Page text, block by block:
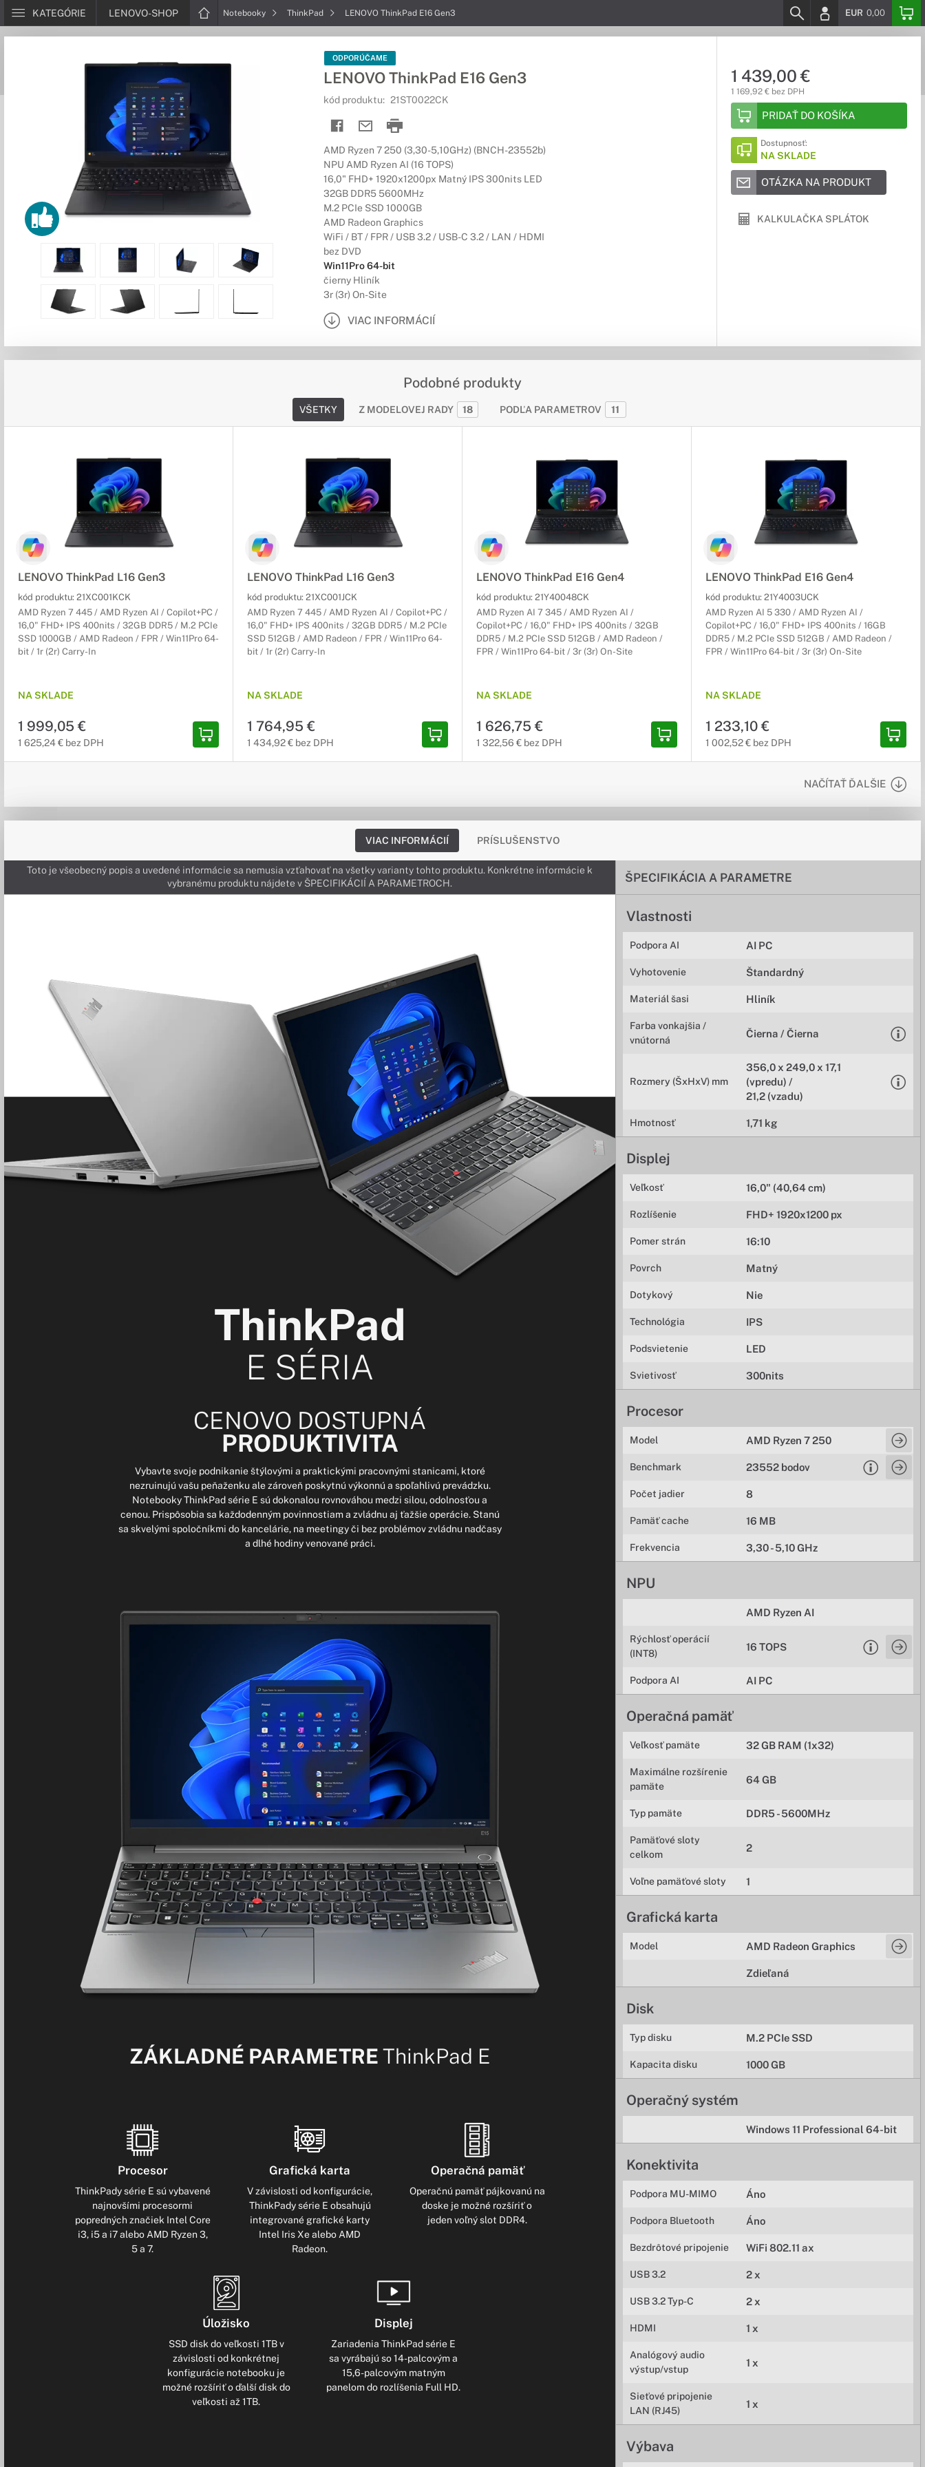
KATEGÓRIE LENOVO-SHOP Notebooky ThinkPad LENOVO ThinkPad E16 Gen3 EUR 0,00
ODPORÚČAME
LENOVO ThinkPad E16 Gen3
kód produktu: 21ST0022CK
AMD Ryzen 7 250 (3,30-5,10GHz) (BNCH-23552b)
NPU AMD Ryzen AI (16 TOPS)
16,0" FHD+ 1920x1200px Matný IPS 300nits LED
32GB DDR5 5600MHz
M.2 PCIe SSD 1000GB
AMD Radeon Graphics
WiFi / BT / FPR / USB 3.2 / USB-C 3.2 / LAN / HDMI
bez DVD
Win11Pro 64-bit
čierny Hliník
3r (3r) On-Site
VIAC INFORMÁCIÍ
1 439,00 €
1 169,92 € bez DPH
PRIDAŤ DO KOŠÍKA
Dostupnosť:
NA SKLADE
OTÁZKA NA PRODUKT
KALKULAČKA SPLÁTOK
Podobné produkty
VŠETKY Z MODELOVEJ RADY 18 PODĽA PARAMETROV 11
LENOVO ThinkPad L16 Gen3
kód produktu: 21XC001KCK
AMD Ryzen 7 445 / AMD Ryzen AI / Copilot+PC /
16,0" FHD+ IPS 400nits / 32GB DDR5 / M.2 PCIe
SSD 1000GB / AMD Radeon / FPR / Win11Pro 64-
bit / 1r (2r) Carry-In
NA SKLADE
1 999,05 €
1 625,24 € bez DPH
LENOVO ThinkPad L16 Gen3
kód produktu: 21XC001JCK
AMD Ryzen 7 445 / AMD Ryzen AI / Copilot+PC /
16,0" FHD+ IPS 400nits / 32GB DDR5 / M.2 PCIe
SSD 512GB / AMD Radeon / FPR / Win11Pro 64-
bit / 1r (2r) Carry-In
NA SKLADE
1 764,95 €
1 434,92 € bez DPH
LENOVO ThinkPad E16 Gen4
kód produktu: 21Y40048CK
AMD Ryzen AI 7 345 / AMD Ryzen AI /
Copilot+PC / 16,0" FHD+ IPS 400nits / 32GB
DDR5 / M.2 PCIe SSD 512GB / AMD Radeon /
FPR / Win11Pro 64-bit / 3r (3r) On-Site
NA SKLADE
1 626,75 €
1 322,56 € bez DPH
LENOVO ThinkPad E16 Gen4
kód produktu: 21Y4003UCK
AMD Ryzen AI 5 330 / AMD Ryzen AI /
Copilot+PC / 16,0" FHD+ IPS 400nits / 16GB
DDR5 / M.2 PCIe SSD 512GB / AMD Radeon /
FPR / Win11Pro 64-bit / 3r (3r) On-Site
NA SKLADE
1 233,10 €
1 002,52 € bez DPH
NAČÍTAŤ ĎALŠIE
VIAC INFORMÁCIÍ PRÍSLUŠENSTVO
ŠPECIFIKÁCIA A PARAMETRE
Vlastnosti
Podpora AI AI PC
Vyhotovenie Štandardný
Materiál šasi Hliník
Farba vonkajšia /
vnútorná
Čierna / Čierna
Rozmery (ŠxHxV) mm
356,0 x 249,0 x 17,1
(vpredu) /
21,2 (vzadu)
Hmotnosť 1,71 kg
Displej
Veľkosť 16,0" (40,64 cm)
Rozlíšenie FHD+ 1920x1200 px
Pomer strán 16:10
Povrch Matný
Dotykový Nie
Technológia IPS
Podsvietenie LED
Svietivosť 300nits
Procesor
Model AMD Ryzen 7 250
Benchmark 23552 bodov
Počet jadier 8
Pamäť cache 16 MB
Frekvencia 3,30 - 5,10 GHz
NPU
AMD Ryzen AI
Rýchlosť operácií
(INT8)
16 TOPS
Podpora AI AI PC
Operačná pamäť
Veľkosť pamäte 32 GB RAM (1x32)
Maximálne rozšírenie
pamäte
64 GB
Typ pamäte DDR5 - 5600MHz
Pamäťové sloty
celkom
2
Voľne pamäťové sloty 1
Grafická karta
Model AMD Radeon Graphics
Zdieľaná
Disk
Typ disku M.2 PCIe SSD
Kapacita disku 1000 GB
Operačný systém
Windows 11 Professional 64-bit
Konektivita
Podpora MU-MIMO Áno
Podpora Bluetooth Áno
Bezdrôtové pripojenie WiFi 802.11 ax
USB 3.2 2 x
USB 3.2 Typ-C 2 x
HDMI 1 x
Analógový audio
výstup/vstup
1 x
Sieťové pripojenie
LAN (RJ45)
1 x
Výbava
Toto je všeobecný popis a uvedené informácie sa nemusia vzťahovať na všetky varianty tohto produktu. Konkrétne informácie k
vybranému produktu nájdete v ŠPECIFIKÁCIÍ A PARAMETROCH.
ThinkPad
E SÉRIA
CENOVO DOSTUPNÁ
PRODUKTIVITA
Vybavte svoje podnikanie štýlovými a praktickými pracovnými stanicami, ktoré
nezruinujú vašu peňaženku ale zároveň poskytnú výkonnú a spoľahlivú prevádzku.
Notebooky ThinkPad série E sú dokonalou rovnováhou medzi silou, odolnosťou a
cenou. Prispôsobia sa každodenným povinnostiam a zvládnu aj ťažšie operácie. Stanú
sa skvelými spoločníkmi do kancelárie, na meetingy či bez problémov zvládnu nadčasy
a dlhé hodiny venované práci.
ZÁKLADNÉ PARAMETREThinkPad E
Procesor
ThinkPady série E sú vybavené
najnovšími procesormi
popredných značiek Intel Core
i3, i5 a i7 alebo AMD Ryzen 3,
5 a 7.
Grafická karta
V závislosti od konfigurácie,
ThinkPady série E obsahujú
integrované grafické karty
Intel Iris Xe alebo AMD
Radeon.
Operačná pamäť
Operačnú pamäť pájkovanú na
doske je možné rozšíriť o
jeden voľný slot DDR4.
Úložisko
SSD disk do veľkosti 1TB v
závislosti od konkrétnej
konfigurácie notebooku je
možné rozšíriť o ďalší disk do
veľkosti až 1TB.
Displej
Zariadenia ThinkPad série E
sa vyrábajú so 14-palcovým a
15,6-palcovým matným
panelom do rozlíšenia Full HD.